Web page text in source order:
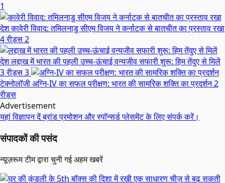
1
देशकावेरी विवाद: तमिलनाडु सीएम विजय ने कर्नाटक से बातचीत का प्रस्ताव रखा
4 रीड्स2
देशलद्दाख में भारत की पहली उच्च-ऊंचाई वन्यजीव सफारी शुरू: हिम तेंदुए से मिलें
3 रीड्स3
टेक्नोलॉजीअग्नि-IV का सफल परीक्षण: भारत की सामरिक शक्ति का प्रदर्शन2
रीड्स
Advertisement
यहां विज्ञापन देंब्रांड प्रमोशन और स्पॉन्सर्ड प्लेसमेंट के लिए संपर्क करें।
संपादकों की पसंद
न्यूज़रूम टीम द्वारा चुनी गई अहम खबरें